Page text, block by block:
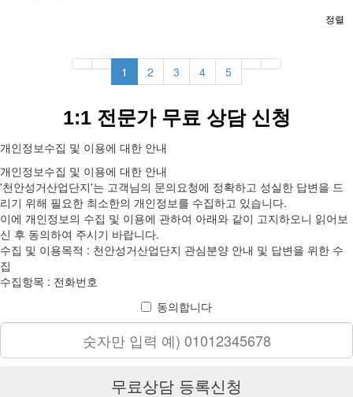
정렬
1 2 3 4 5
1:1 전문가 무료 상담 신청
개인정보수집 및 이용에 대한 안내
개인정보수집 및 이용에 대한 안내
'천안성거산업단지'는 고객님의 문의요청에 정확하고 성실한 답변을 드
리기 위해 필요한 최소한의 개인정보를 수집하고 있습니다.
이에 개인정보의 수집 및 이용에 관하여 아래와 같이 고지하오니 읽어보
신 후 동의하여 주시기 바랍니다.
수집 및 이용목적 : 천안성거산업단지 관심분양 안내 및 답변을 위한 수
집
수집항목 : 전화번호
동의합니다
무료상담 등록신청